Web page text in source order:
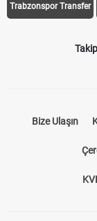
Trabzonspor Transfer
Bize Ulaşın